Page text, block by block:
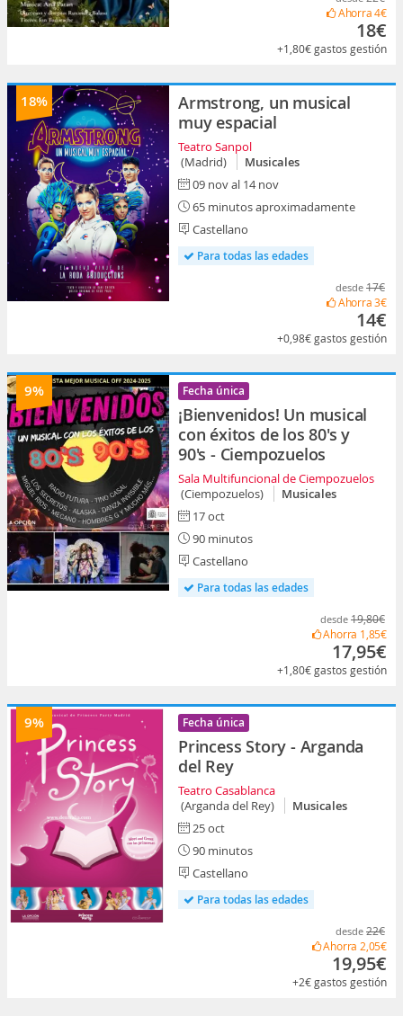
Ahorra4€
18€
+1,80€gastos gestión
18%
Armstrong, un musical
muy espacial
Teatro Sanpol
(Madrid)
Musicales
09 nov al 14 nov
65 minutos aproximadamente
Castellano
Para todas las edades
desde 17€
Ahorra3€
14€
+0,98€gastos gestión
9% Fecha única
¡Bienvenidos! Un musical
con éxitos de los 80's y
90's - Ciempozuelos
Sala Multifuncional de Ciempozuelos
(Ciempozuelos)
Musicales
17 oct
90 minutos
Castellano
Para todas las edades
desde 19,80€
Ahorra 1,85€
17,95€
+1,80€gastos gestión
9% Fecha única
Princess Story - Arganda
del Rey
Teatro Casablanca
(Arganda del Rey)
Musicales
25 oct
90 minutos
Castellano
Para todas las edades
desde 22€
Ahorra 2,05€
19,95€
+2€gastos gestión